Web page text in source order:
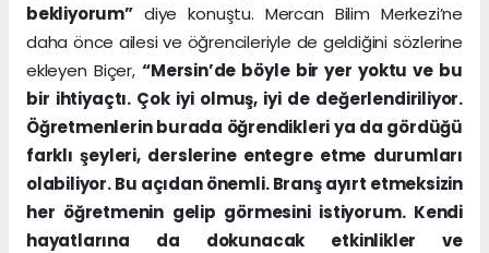
bekliyorum”diye konuştu. Mercan Bilim Merkezi’ne
daha önce ailesi ve öğrencileriyle de geldiğini sözlerine
ekleyen Biçer,“Mersin’de böyle bir yer yoktu ve bu
bir ihtiyaçtı. Çok iyi olmuş, iyi de değerlendiriliyor.
Öğretmenlerin burada öğrendikleri ya da gördüğü
farklı şeyleri, derslerine entegre etme durumları
olabiliyor. Bu açıdan önemli. Branş ayırt etmeksizin
her öğretmenin gelip görmesini istiyorum. Kendi
hayatlarına da dokunacak etkinlikler ve